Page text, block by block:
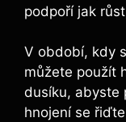
podpoří jak
V období, kdy
můžete použít
dusíku, abyste
hnojení se